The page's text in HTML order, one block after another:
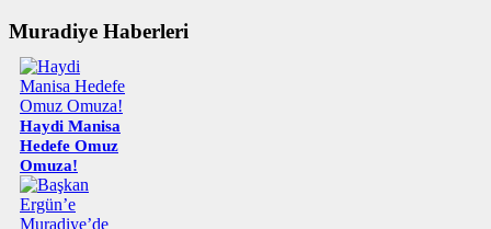
Muradiye Haberleri
Haydi Manisa
Hedefe Omuz
Omuza!